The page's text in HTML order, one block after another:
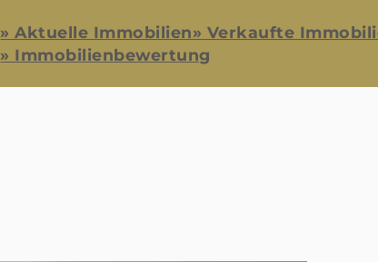
» Aktuelle Immobilien» Verkaufte
» Immobilienbewertung